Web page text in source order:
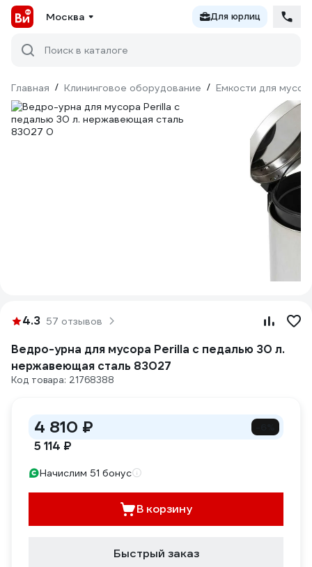
Москва Для юрлиц
Поиск в каталоге
Главная / Клининговое оборудование / Емкости для
4.3 57 отзывов
Ведро-урна для мусора Perilla с педалью 30 л.
нержавеющая сталь 83027
Код товара: 21768388
4 810 ₽
5 114 ₽
Начислим 51 бонус
В корзину
Быстрый заказ